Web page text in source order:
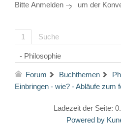
Bitte Anmelden um der
1
Forum Buchthemen
Einbringen - wie? - Abläufe zum
Ladezeit der Seite:
Powered by